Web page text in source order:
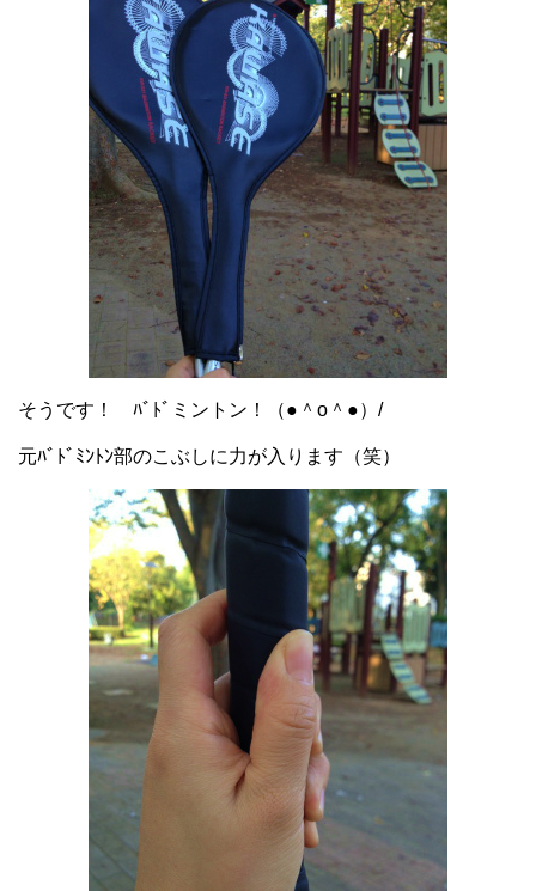
そうです！ ﾊﾞﾄﾞミントン！（●＾o＾●）/
元ﾊﾞﾄﾞﾐﾝﾄﾝ部のこぶしに力が入ります（笑）